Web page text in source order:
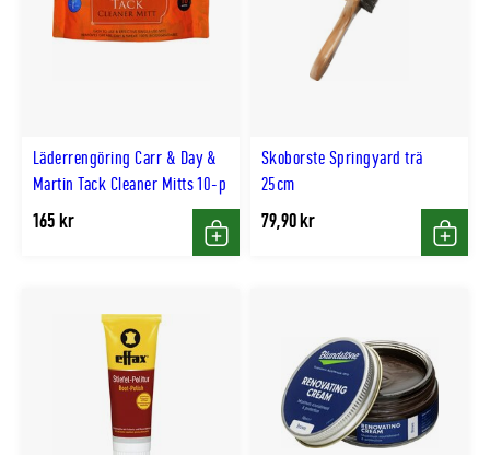
Läderrengöring Carr & Day &
Martin Tack Cleaner Mitts 10-p
165 kr
Köp
Skoborste Springyard trä
25cm
79,90 kr
Köp